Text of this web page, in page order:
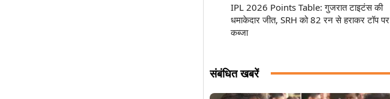
IPL 2026 Points Table: गुजरात टाइटंस की
धमाकेदार जीत, SRH को 82 रन से हराकर टॉप पर
कब्जा
संबंधित खबरें